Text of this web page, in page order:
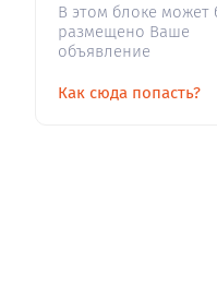
В этом блоке может
размещено Ваше
объявление
Как сюда попасть?